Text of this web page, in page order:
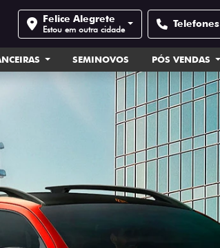
Felice Alegrete
Estou em outra cidade Telefones
SEMINOVOS PÓS VENDAS